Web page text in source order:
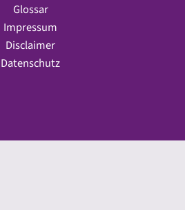
Glossar
Impressum
Disclaimer
Datenschutz